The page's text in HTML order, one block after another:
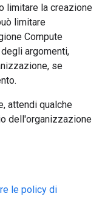
limitare la creazione
limitare
Compute
argomenti,
se
attendi qualche
dell'organizzazione
le policy di